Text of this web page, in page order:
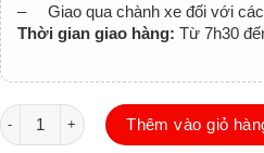
– Giao qua chành xe đối với các
Thời gian giao hàng: Từ 7h30
Tranh hoa sen treo tường cầu
Thêm vào giỏ